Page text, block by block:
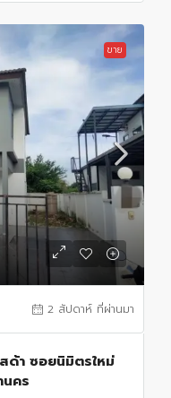
ขาย
2 สัปดาห์ ที่ผ่านมา
ด้า ซอยนิมิตรใหม่
คร